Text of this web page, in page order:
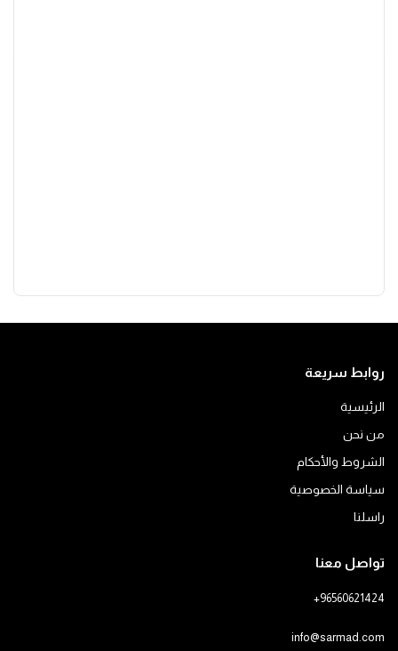
روابط سريعة
الرئيسية
من نحن
الشروط والأحكام
سياسة الخصوصية
راسلنا
تواصل معنا
+96560621424
info@sarmad.com